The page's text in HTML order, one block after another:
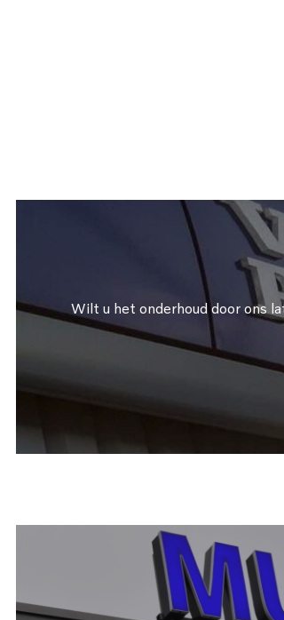
Wilt u het onderhoud door ons